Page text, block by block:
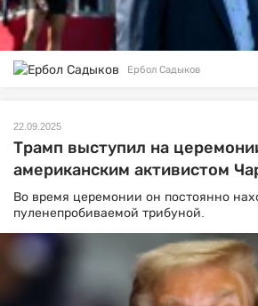
Ербол Садыков
22.09.2025
Трамп выступил на
американским активистом
Во время церемонии он постоянно
пуленепробиваемой трибуной.